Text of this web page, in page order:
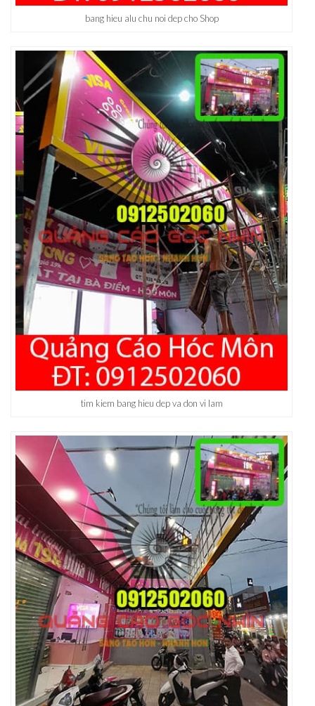
bang hieu alu chu noi dep cho Shop
tim kiem bang hieu dep va don vi lam